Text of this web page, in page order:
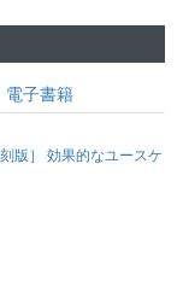
電子書籍
版］ 効果的なユースケ